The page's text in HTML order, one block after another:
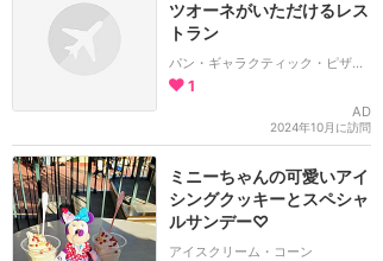
ツオーネがいただけるレス
トラン
パン・ギャラクティック・ピザ・ポート
1
AD
2024年10月に訪問
ミニーちゃんの可愛いアイ
シングクッキーとスペシャ
ルサンデー♡
アイスクリーム・コーン